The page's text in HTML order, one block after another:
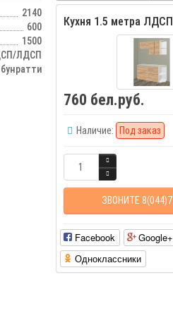
2140
600
1500
ЛДСП
Кухня 1.5 метра
760 бел.руб.
Наличие: Под заказ
ЗВОНИТЕ
Facebook Google+
Одноклассники